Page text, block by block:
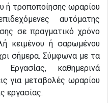
ή τροποποίησης ωραρίου
αυτόματης
σε πραγματικό χρόνο
κειμένου ή σαρωμένου
σήμερα. Σύμφωνα με τα
καθημερινά
για μεταβολές ωραρίου
εργασίας.